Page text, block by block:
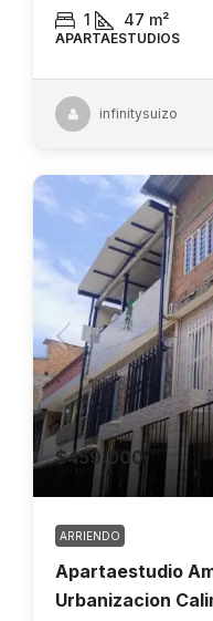
1 47 m²
APARTAESTUDIOS
infinitysuizo
$459.000
ARRIENDO
Apartaestudio
Urbanizacion